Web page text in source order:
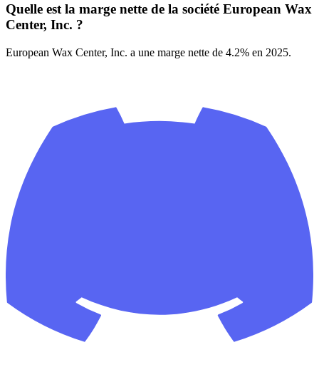
Quelle est la marge nette de la société European Wax
Center, Inc. ?
European Wax Center, Inc. a une marge nette de 4.2% en 2025.